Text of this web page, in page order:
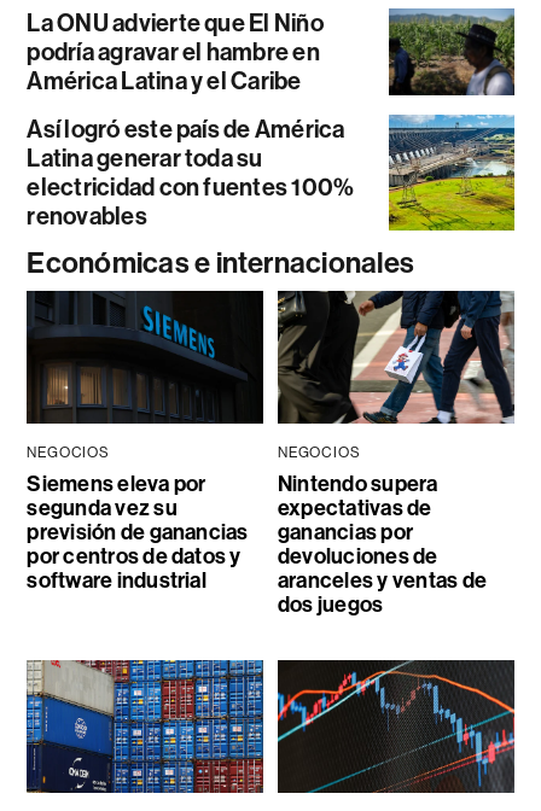
La ONU advierte que El Niño
podría agravar el hambre en
América Latina y el Caribe
Así logró este país de América
Latina generar toda su
electricidad con fuentes 100%
renovables
Económicas e internacionales
NEGOCIOS
Siemens eleva por
segunda vez su
previsión de ganancias
por centros de datos y
software industrial
NEGOCIOS
Nintendo supera
expectativas de
ganancias por
devoluciones de
aranceles y ventas de
dos juegos